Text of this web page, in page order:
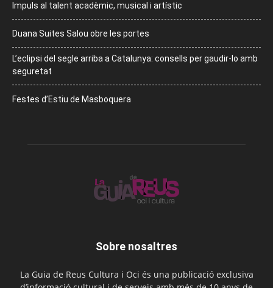
Impuls al talent acadèmic, musical i artístic
Duana Suites Salou obre les portes
L’eclipsi del segle arriba a Catalunya: consells per gaudir-lo amb
seguretat
Festes d’Estiu de Masboquera
Sobre nosaltres
La Guia de Reus Cultura i Oci és una publicació exclusiva